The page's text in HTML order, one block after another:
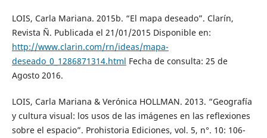
LOIS, Carla Mariana. 2015b. “El mapa deseado”. Clarín,
Revista Ñ. Publicada el 21/01/2015 Disponible en:
http://www.clarin.com/rn/ideas/mapa-
deseado_0_1286871314.html Fecha de consulta: 25 de
Agosto 2016.
LOIS, Carla Mariana & Verónica HOLLMAN. 2013. “Geografía
y cultura visual: los usos de las imágenes en las reflexiones
sobre el espacio”. Prohistoria Ediciones, vol. 5, n°. 10: 106-